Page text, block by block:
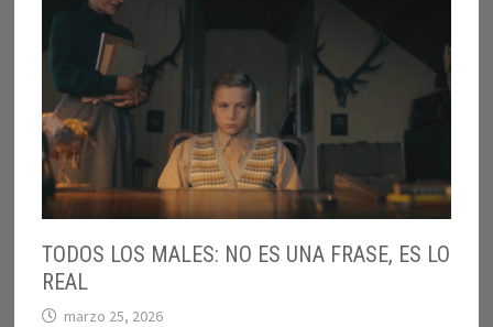
TODOS LOS MALES: NO ES UNA FRASE, ES LO
REAL
marzo 25, 2026